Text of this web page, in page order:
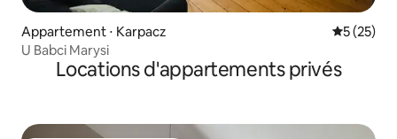
Appartement ⋅ Karpacz
5 (25)
U Babci Marysi
Locations d'appartements privés